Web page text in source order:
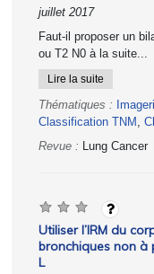
juillet 2017
Faut-il proposer un
ou T2 N0 à la suite...
Lire la suite
Thématiques :
Classification TNM ,
Revue : Lung Cancer
Utiliser l’IRM du
bronchiques non à
L